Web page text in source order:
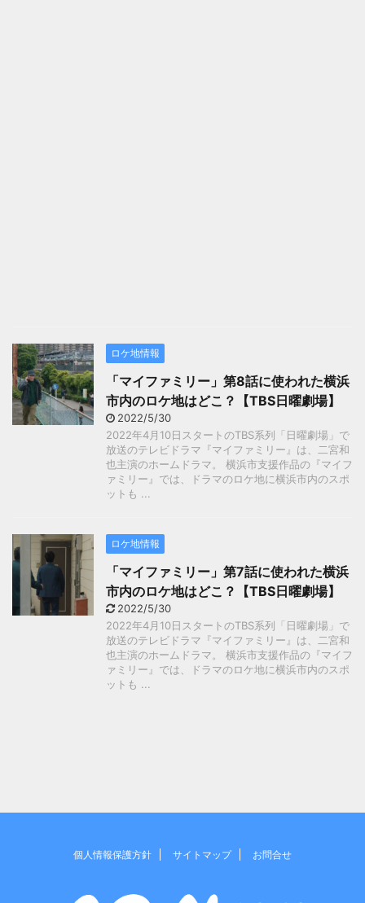
ロケ地情報
「マイファミリー」第8話に使われた横浜
市内のロケ地はどこ？【TBS日曜劇場】
2022/5/30
2022年4月10日スタートのTBS系列「日曜劇場」で
放送のテレビドラマ『マイファミリー』は、二宮和
也主演のホームドラマ。 横浜市支援作品の『マイフ
ァミリー』では、ドラマのロケ地に横浜市内のスポ
ットも ...
ロケ地情報
「マイファミリー」第7話に使われた横浜
市内のロケ地はどこ？【TBS日曜劇場】
2022/5/30
2022年4月10日スタートのTBS系列「日曜劇場」で
放送のテレビドラマ『マイファミリー』は、二宮和
也主演のホームドラマ。 横浜市支援作品の『マイフ
ァミリー』では、ドラマのロケ地に横浜市内のスポ
ットも ...
個人情報保護方針 サイトマップ お問合せ